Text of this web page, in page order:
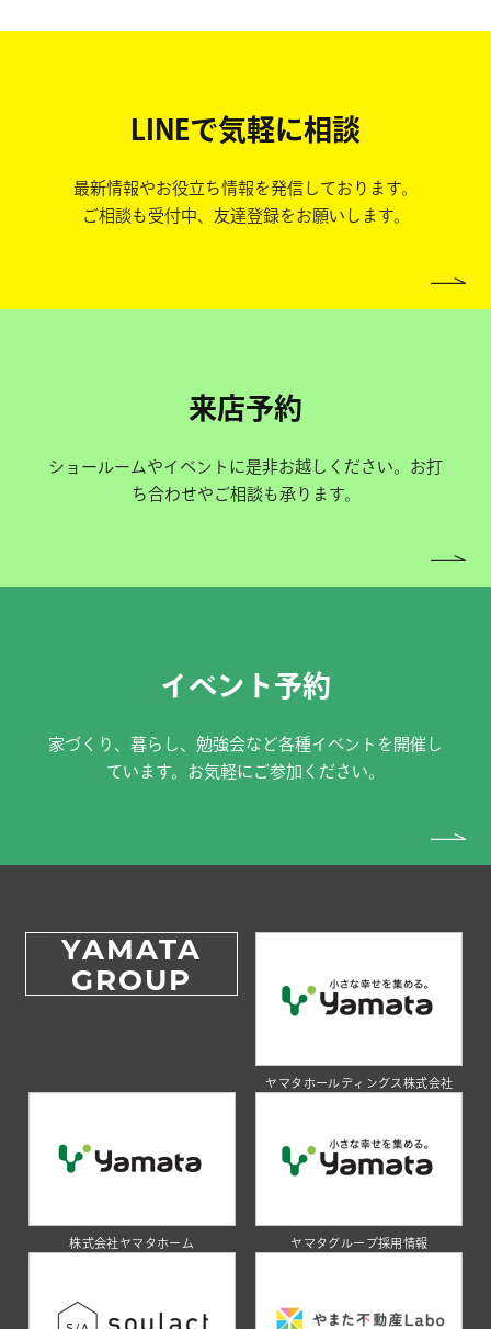
LINEで気軽に相談
最新情報やお役立ち情報を発信しております。
ご相談も受付中、友達登録をお願いします。
来店予約
ショールームやイベントに是非お越しください。お打
ち合わせやご相談も承ります。
イベント予約
家づくり、暮らし、勉強会など各種イベントを開催し
ています。お気軽にご参加ください。
YAMATA
GROUP
ヤマタホールディングス株式会社
株式会社ヤマタホーム ヤマタグループ採用情報